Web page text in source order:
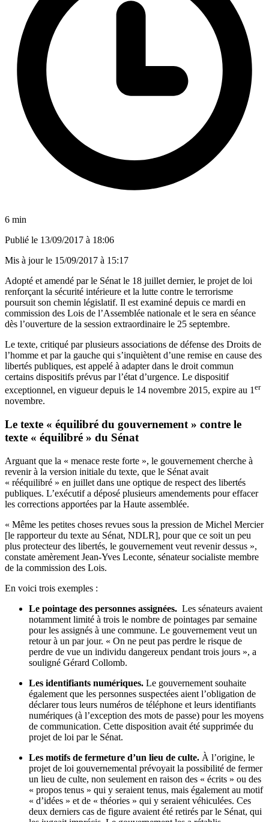
6 min
Publié le 13/09/2017 à 18:06
Mis à jour le 15/09/2017 à 15:17
Adopté et amendé par le Sénat le 18 juillet dernier, le projet de loi
renforçant la sécurité intérieure et la lutte contre le terrorisme
poursuit son chemin législatif. Il est examiné depuis ce mardi en
commission des Lois de l’Assemblée nationale et le sera en séance
dès l’ouverture de la session extraordinaire le 25 septembre.
Le texte, critiqué par plusieurs associations de défense des Droits de
l’homme et par la gauche qui s’inquiètent d’une remise en cause des
libertés publiques, est appelé à adapter dans le droit commun
certains dispositifs prévus par l’état d’urgence. Le dispositif
exceptionnel, en vigueur depuis le 14 novembre 2015, expire au 1 er
novembre.
Le texte « équilibré du gouvernement » contre le
texte « équilibré » du Sénat
Arguant que la « menace reste forte », le gouvernement cherche à
revenir à la version initiale du texte, que le Sénat avait
« rééquilibré » en juillet dans une optique de respect des libertés
publiques. L’exécutif a déposé plusieurs amendements pour effacer
les corrections apportées par la Haute assemblée.
« Même les petites choses revues sous la pression de Michel Mercier
[le rapporteur du texte au Sénat, NDLR], pour que ce soit un peu
plus protecteur des libertés, le gouvernement veut revenir dessus »,
constate amèrement Jean-Yves Leconte, sénateur socialiste membre
de la commission des Lois.
En voici trois exemples :
Le pointage des personnes assignées. Les sénateurs avaient
notamment limité à trois le nombre de pointages par semaine
pour les assignés à une commune. Le gouvernement veut un
retour à un par jour. « On ne peut pas perdre le risque de
perdre de vue un individu dangereux pendant trois jours », a
souligné Gérard Collomb.
Les identifiants numériques. Le gouvernement souhaite
également que les personnes suspectées aient l’obligation de
déclarer tous leurs numéros de téléphone et leurs identifiants
numériques (à l’exception des mots de passe) pour les moyens
de communication. Cette disposition avait été supprimée du
projet de loi par le Sénat.
Les motifs de fermeture d’un lieu de culte. À l’origine, le
projet de loi gouvernemental prévoyait la possibilité de fermer
un lieu de culte, non seulement en raison des « écrits » ou des
« propos tenus » qui y seraient tenus, mais également au motif
« d’idées » et de « théories » qui y seraient véhiculées. Ces
deux derniers cas de figure avaient été retirés par le Sénat, qui